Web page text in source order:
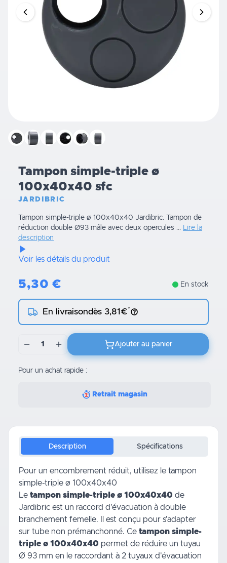
Tampon simple-triple ø
100x40x40 sfc
JARDIBRIC
Tampon simple-triple ø 100x40x40 Jardibric. Tampon de
réduction double Ø93 mâle avec deux opercules ... Lire la
description
Voir les détails du produit
5,30 € En stock
En livraisondès 3,81€*
1 Ajouter au panier
Pour un achat rapide :
Retrait magasin
Description Spécifications
Pour un encombrement réduit, utilisez le tampon
simple-triple ø 100x40x40
Le tampon simple-triple ø 100x40x40 de
Jardibric est un raccord d'évacuation à double
branchement femelle. Il est conçu pour s'adapter
sur tube non prémanchonné. Ce tampon simple-
triple ø 100x40x40 permet de réduire un tuyau
Ø 93 mm en le raccordant à 2 tuyaux d'évacuation